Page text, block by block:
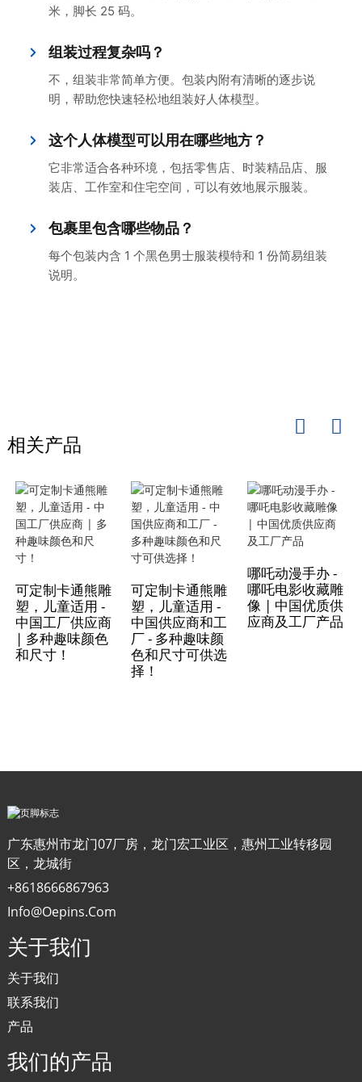
米，脚长 25 码。
组装过程复杂吗？
不，组装非常简单方便。包装内附有清晰的逐步说
明，帮助您快速轻松地组装好人体模型。
这个人体模型可以用在哪些地方？
它非常适合各种环境，包括零售店、时装精品店、服
装店、工作室和住宅空间，可以有效地展示服装。
包裹里包含哪些物品？
每个包装内含 1 个黑色男士服装模特和 1 份简易组装
说明。
相关产品
可定制卡通熊雕
塑，儿童适用 -
中国工厂供应商
| 多种趣味颜色
和尺寸！
可定制卡通熊雕
塑，儿童适用 -
中国供应商和工
厂 - 多种趣味颜
色和尺寸可供选
择！
哪吒动漫手办 -
哪吒电影收藏雕
像 | 中国优质供
应商及工厂产品
广东惠州市龙门07厂房，龙门宏工业区，惠州工业转移园
区，龙城街
+8618666867963
Info@oepins.com
关于我们
关于我们
联系我们
产品
我们的产品